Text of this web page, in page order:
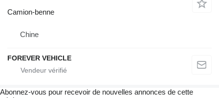
Camion-benne
Chine
FOREVER VEHICLE
Abonnez-vous pour recevoir de nouvelles annonces de cette